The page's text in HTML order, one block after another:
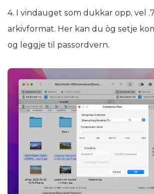
4. I vindauget som dukkar opp, vel
arkivformat. Her kan du òg setje
og leggje til passordvern.